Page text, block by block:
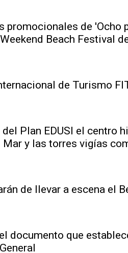
promocionales de 'Ocho
Beach Festival
de Turismo
Plan EDUSI el centro
y las torres vigías
de llevar a escena el
documento que